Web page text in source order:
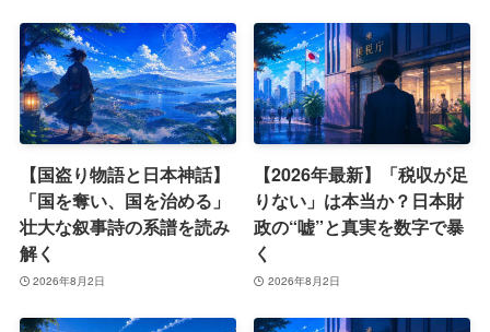
【国盗り物語と日本神話】
「国を奪い、国を治める」
壮大な叙事詩の系譜を読み
解く
2026年8月2日
【2026年最新】「税収が足
りない」は本当か？日本財
政の“嘘”と真実を数字で暴
く
2026年8月2日